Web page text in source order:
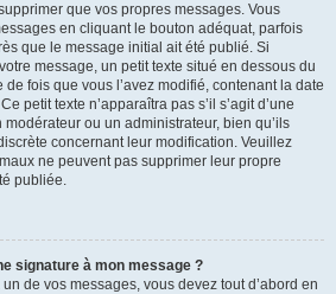
que vos propres messages. Vous
en cliquant le bouton adéquat, parfois
que le message initial ait été publié. Si
message, un petit texte situé en dessous du
fois que vous l’avez modifié, contenant la date
petit texte n’apparaîtra pas s’il s’agit d’une
ou un administrateur, bien qu’ils
concernant leur modification. Veuillez
ne peuvent pas supprimer leur propre
publiée.
signature à mon message ?
de vos messages, vous devez tout d’abord en